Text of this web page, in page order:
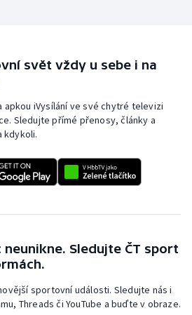
svět vždy u sebe i na
apkou iVysílání ve své chytré televizi
Sledujte přímé přenosy, články a
kdykoli.
Sledujte ČT sport
sportovní události. Sledujte nás i
Threads či YouTube a buďte v obraze.